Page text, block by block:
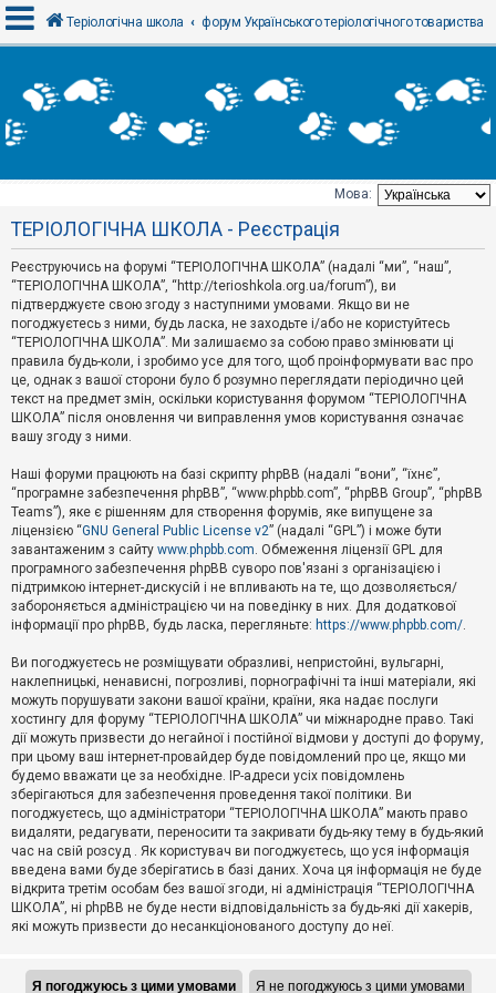
х
і
Т
е
м
и
б
е
з
в
і
д
п
о
в
і
д
й
А
к
т
и
в
н
і
м
и
П
о
ш
у
Д
о
п
о
м
Теріологічна школа форум Українського теріологічного товариства
Мова:
ТЕРІОЛОГІЧНА ШКОЛА - Реєстрація
Реєструючись на форумі “ТЕРІОЛОГІЧНА ШКОЛА” (надалі “ми”, “наш”,
“ТЕРІОЛОГІЧНА ШКОЛА”, “http://terioshkola.org.ua/forum”), ви
підтверджуєте свою згоду з наступними умовами. Якщо ви не
погоджуєтесь з ними, будь ласка, не заходьте і/або не користуйтесь
“ТЕРІОЛОГІЧНА ШКОЛА”. Ми залишаємо за собою право змінювати ці
правила будь-коли, і зробимо усе для того, щоб проінформувати вас про
це, однак з вашої сторони було б розумно переглядати періодично цей
текст на предмет змін, оскільки користування форумом “ТЕРІОЛОГІЧНА
ШКОЛА” після оновлення чи виправлення умов користування означає
вашу згоду з ними.
Наші форуми працюють на базі скрипту phpBB (надалі “вони”, “їхнє”,
“програмне забезпечення phpBB”, “www.phpbb.com”, “phpBB Group”, “phpBB
Teams”), яке є рішенням для створення форумів, яке випущене за
ліцензією “GNU General Public License v2” (надалі “GPL”) і може бути
завантаженим з сайту www.phpbb.com. Обмеження ліцензії GPL для
програмного забезпечення phpBB суворо пов'язані з організацією і
підтримкою інтернет-дискусій і не впливають на те, що дозволяється/
забороняється адміністрацією чи на поведінку в них. Для додаткової
інформації про phpBB, будь ласка, перегляньте: https://www.phpbb.com/.
Ви погоджуєтесь не розміщувати образливі, непристойні, вульгарні,
наклепницькі, ненависні, погрозливі, порнографічні та інші матеріали, які
можуть порушувати закони вашої країни, країни, яка надає послуги
хостингу для форуму “ТЕРІОЛОГІЧНА ШКОЛА” чи міжнародне право. Такі
дії можуть призвести до негайної і постійної відмови у доступі до форуму,
при цьому ваш інтернет-провайдер буде повідомлений про це, якщо ми
будемо вважати це за необхідне. IP-адреси усіх повідомлень
зберігаються для забезпечення проведення такої політики. Ви
погоджуєтесь, що адміністратори “ТЕРІОЛОГІЧНА ШКОЛА” мають право
видаляти, редагувати, переносити та закривати будь-яку тему в будь-який
час на свій розсуд . Як користувач ви погоджуєтесь, що уся інформація
введена вами буде зберігатись в базі даних. Хоча ця інформація не буде
відкрита третім особам без вашої згоди, ні адміністрація “ТЕРІОЛОГІЧНА
ШКОЛА”, ні phpBB не буде нести відповідальність за будь-які дії хакерів,
які можуть призвести до несанкціонованого доступу до неї.